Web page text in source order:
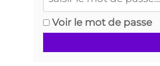
Voir le mot de passe